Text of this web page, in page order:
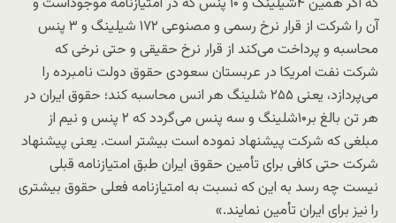
آن را شرکت از قرار نرخ رسمی و مصنوعی ۱۷۲ شیلینگ و ۳ پنس
محاسبه و پرداخت می‌کند از قرار نرخ حقیقی و حتی نرخی که
شرکت نفت امریکا در عربستان سعودی حقوق دولت نامبرده را
می‌پردازد، یعنی ۲۵۵ شلینگ هر انس محاسبه کند؛ حقوق ایران در
هر تن بالغ بر۱۰شلینگ و سه پنس می‌گردد که ۲ پنس و نیم از
مبلغی که شرکت پیشنهاد نموده است بیشتر است. یعنی پیشنهاد
شرکت حتی کافی برای تأمین حقوق ایران طبق امتیازنامه قبلی
نیست چه رسد به این که نسبت به امتیازنامه فعلی حقوق بیشتری
را نیز برای ایران تأمین نمایند.»